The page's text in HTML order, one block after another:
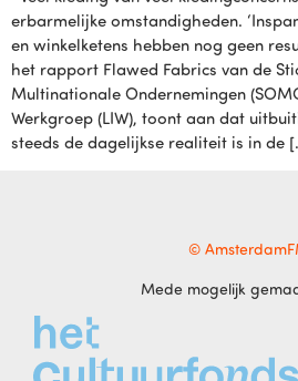
erbarmelijke omstandigheden.
en winkelketens hebben nog geen
het rapport Flawed Fabrics van de
Multinationale Ondernemingen
Werkgroep (LIW), toont aan dat
steeds de dagelijkse realiteit is in de
©
Mede mogelijk